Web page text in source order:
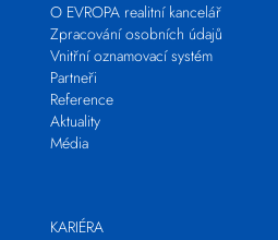
O EVROPA realitní kancelář
Zpracování osobních údajů
Vnitřní oznamovací systém
Partneři
Reference
Aktuality
Média
KARIÉRA